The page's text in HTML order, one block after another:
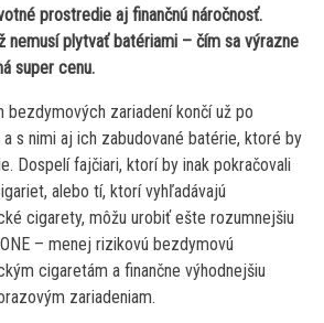
prostredie aj finančnú náročnosť.
nemusí plytvať batériami – čím sa výrazne
super cenu.
bezdymových zariadení končí už po
s nimi aj ich zabudované batérie, ktoré by
Dospelí fajčiari, ktorí by inak pokračovali
alebo tí, ktorí vyhľadávajú
cigarety, môžu urobiť ešte rozumnejšiu
– menej rizikovú bezdymovú
cigaretám a finančne výhodnejšiu
zariadeniam.